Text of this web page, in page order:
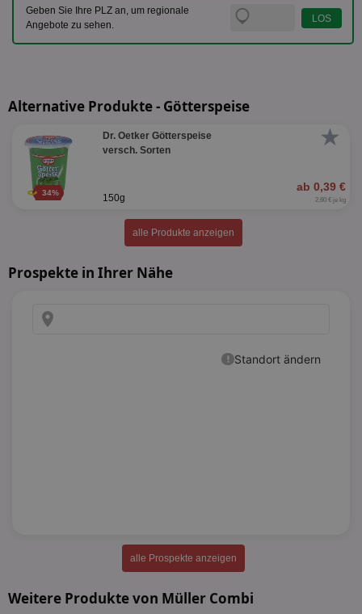
Geben Sie Ihre PLZ an, um regionale
Angebote zu sehen.
Alternative Produkte - Götterspeise
★
34%
Dr. Oetker Götterspeise
versch. Sorten
ab 0,39 €
150g 2,60 € je kg
alle Produkte anzeigen
Prospekte in Ihrer Nähe
alle Prospekte anzeigen
Weitere Produkte von Müller Combi